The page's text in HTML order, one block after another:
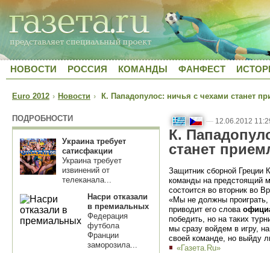
НОВОСТИ РОССИЯ КОМАНДЫ ФАНФЕСТ
Euro 2012 › Новости › К. Пападопулос: ничья с чехами станет
ПОДРОБНОСТИ
Украина требует
сатисфакции
Украина требует
извинений от
телеканала...
Насри отказали
в премиальных
Федерация
футбола
Франции
заморозила...
— 12.06.2012
К.
станет
Защитник сборной Греции
команды на предстоящий
состоится во вторник во
«Мы не должны проиграть,
приводит его слова
победить, но на таких
мы сразу войдем в игру,
своей команде, но выйду
«Газета.Ru»